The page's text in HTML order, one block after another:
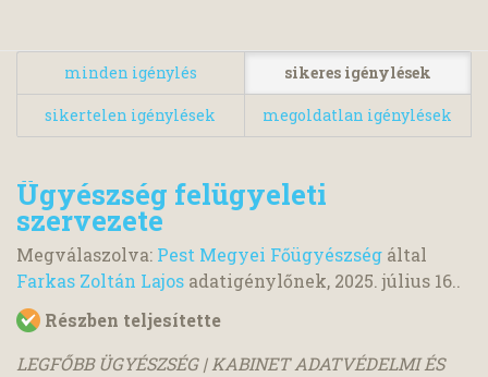
minden igénylés sikeres igénylések
sikertelen igénylések megoldatlan igénylések
Ügyészség felügyeleti
szervezete
Megválaszolva: Pest Megyei Főügyészség által
Farkas Zoltán Lajos adatigénylőnek, 2025. július 16..
Részben teljesítette
LEGFŐBB ÜGYÉSZSÉG | KABINET ADATVÉDELMI ÉS